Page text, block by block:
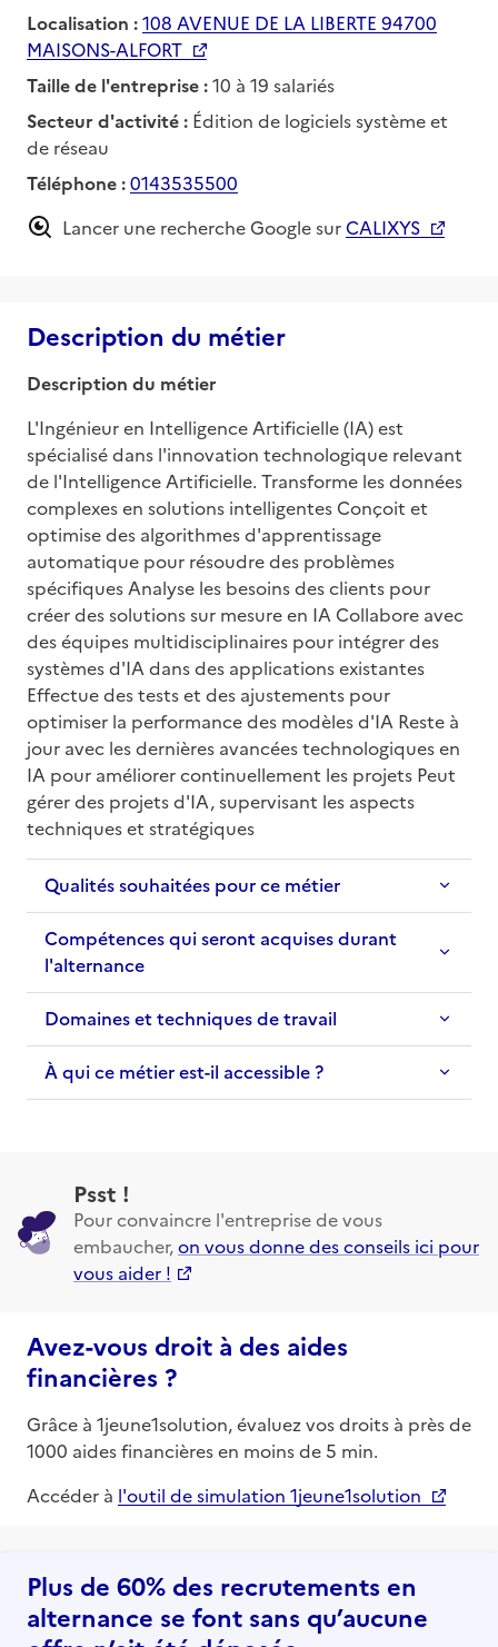
Localisation :108 AVENUE DE LA LIBERTE 94700
MAISONS-ALFORT
Taille de l'entreprise :10 à 19 salariés
Secteur d'activité : Édition de logiciels système et
de réseau
Téléphone :0143535500
Lancer une recherche Google surCALIXYS
Description du métier
Description du métier
L'Ingénieur en Intelligence Artificielle (IA) est
spécialisé dans l'innovation technologique relevant
de l'Intelligence Artificielle. Transforme les données
complexes en solutions intelligentes Conçoit et
optimise des algorithmes d'apprentissage
automatique pour résoudre des problèmes
spécifiques Analyse les besoins des clients pour
créer des solutions sur mesure en IA Collabore avec
des équipes multidisciplinaires pour intégrer des
systèmes d'IA dans des applications existantes
Effectue des tests et des ajustements pour
optimiser la performance des modèles d'IA Reste à
jour avec les dernières avancées technologiques en
IA pour améliorer continuellement les projets Peut
gérer des projets d'IA, supervisant les aspects
techniques et stratégiques
Qualités souhaitées pour ce métier
Compétences qui seront acquises durant
l'alternance
Domaines et techniques de travail
À qui ce métier est-il accessible ?
Psst !
Pour convaincre l'entreprise de vous
embaucher,on vous donne des conseils ici pour
vous aider !
Avez-vous droit à des aides
financières ?
Grâce à 1jeune1solution, évaluez vos droits à près de
1000 aides financières en moins de 5 min.
Accéder à l'outil de simulation 1jeune1solution
Plus de 60% des recrutements en
alternance se font sans qu’aucune